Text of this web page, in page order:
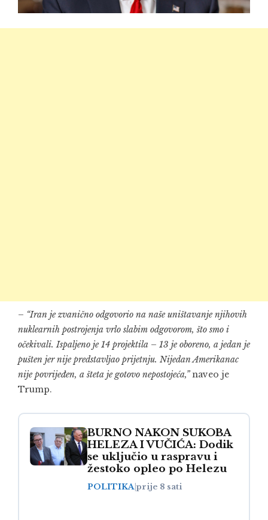
– “Iran je zvanično odgovorio na naše uništavanje njihovih
nuklearnih postrojenja vrlo slabim odgovorom, što smo i
očekivali. Ispaljeno je 14 projektila – 13 je oboreno, a jedan je
pušten jer nije predstavljao prijetnju. Nijedan Amerikanac
nije povrijeđen, a šteta je gotovo nepostojeća,”naveo je
Trump.
BURNO NAKON SUKOBA
HELEZA I VUČIĆA: Dodik
se uključio u raspravu i
žestoko opleo po Helezu
POLITIKAprije 8 sati